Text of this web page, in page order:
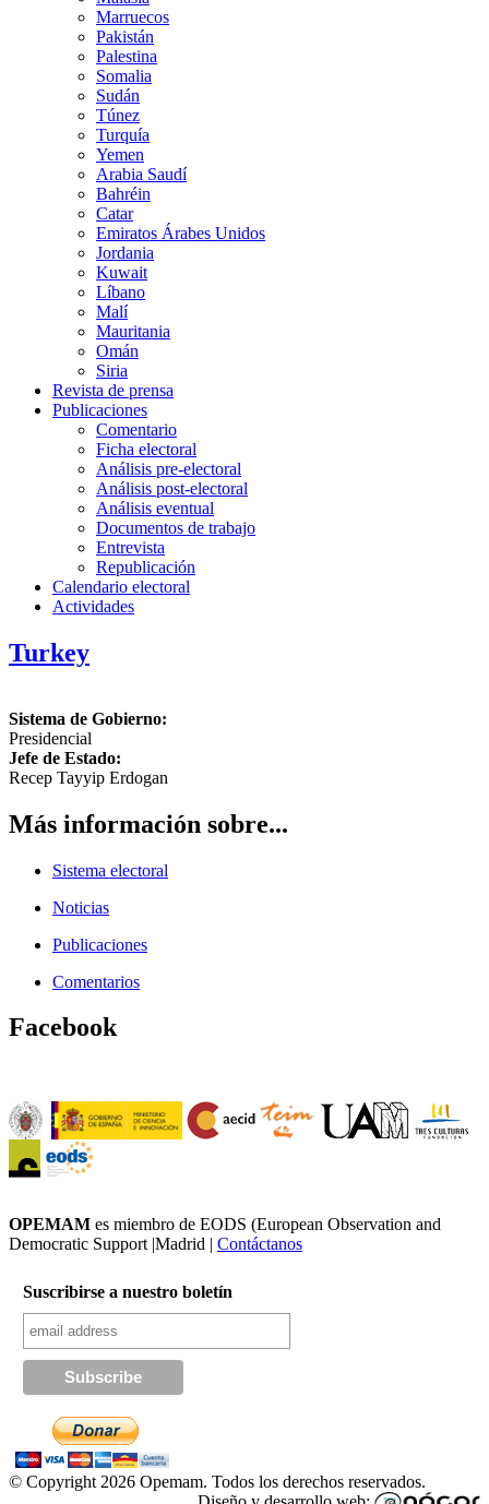
Marruecos
Pakistán
Palestina
Somalia
Sudán
Túnez
Turquía
Yemen
Arabia Saudí
Bahréin
Catar
Emiratos Árabes Unidos
Jordania
Kuwait
Líbano
Malí
Mauritania
Omán
Siria
Revista de prensa
Publicaciones
Comentario
Ficha electoral
Análisis pre-electoral
Análisis post-electoral
Análisis eventual
Documentos de trabajo
Entrevista
Republicación
Calendario electoral
Actividades
Turkey
Sistema de Gobierno:
Presidencial
Jefe de Estado:
Recep Tayyip Erdogan
Más información sobre...
Sistema electoral
Noticias
Publicaciones
Comentarios
Facebook
OPEMAM es miembro de EODS (European Observation and
Democratic Support |Madrid | Contáctanos
Suscribirse a nuestro boletín
© Copyright 2026 Opemam. Todos los derechos reservados.